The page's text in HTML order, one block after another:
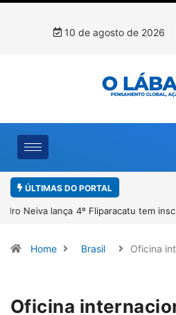
10 de agosto de 2026
ÚLTIMAS DO PORTAL
4º Fliparacatu tem inscrições abertas
Home Brasil Oficina
Oficina